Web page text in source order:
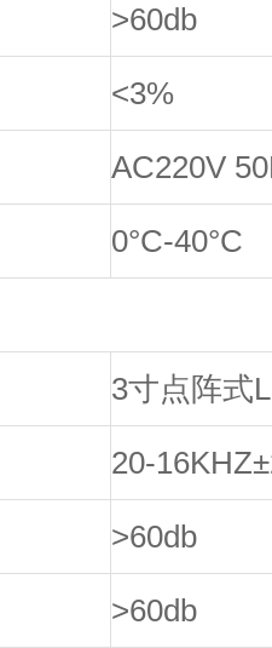
>60db
<3%
AC220V
0°C-40°C
3寸点阵式
20-16KHZ±
>60db
>60db